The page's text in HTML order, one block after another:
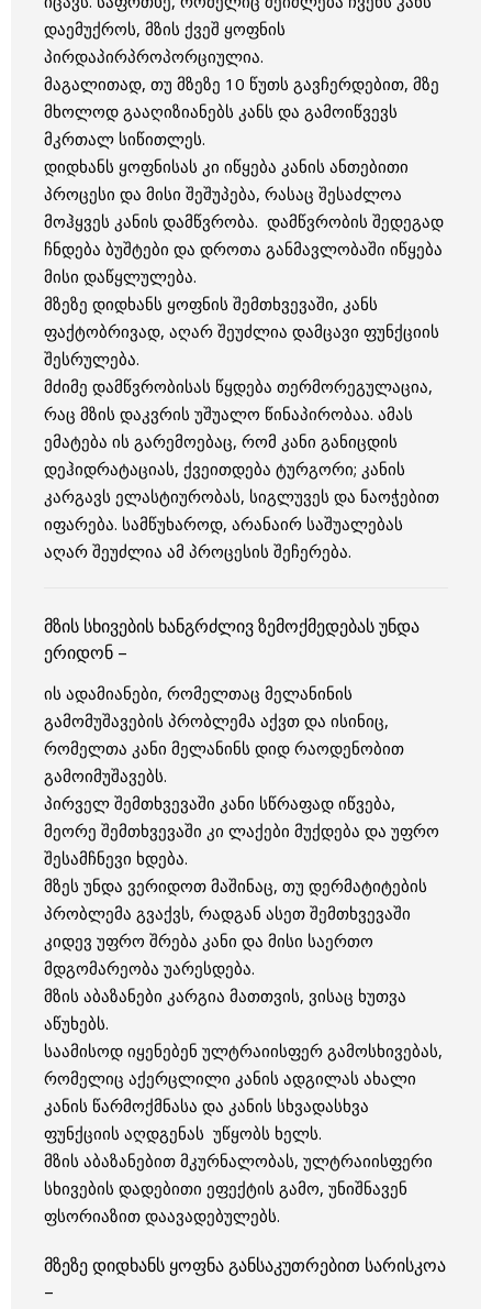
დაემუქროს, მზის ქვეშ ყოფნის
პირდაპირპროპორციულია.
მაგალითად, თუ მზეზე 10 წუთს გავჩერდებით, მზე
მხოლოდ გააღიზიანებს კანს და გამოიწვევს
მკრთალ სიწითლეს.
დიდხანს ყოფნისას კი იწყება კანის ანთებითი
პროცესი და მისი შეშუპება, რასაც შესაძლოა
მოჰყვეს კანის დამწვრობა. დამწვრობის შედეგად
ჩნდება ბუშტები და დროთა განმავლობაში იწყება
მისი დაწყლულება.
მზეზე დიდხანს ყოფნის შემთხვევაში, კანს
ფაქტობრივად, აღარ შეუძლია დამცავი ფუნქციის
შესრულება.
მძიმე დამწვრობისას წყდება თერმორეგულაცია,
რაც მზის დაკვრის უშუალო წინაპირობაა. ამას
ემატება ის გარემოებაც, რომ კანი განიცდის
დეჰიდრატაციას, ქვეითდება ტურგორი; კანის
კარგავს ელასტიურობას, სიგლუვეს და ნაოჭებით
იფარება. სამწუხაროდ, არანაირ საშუალებას
აღარ შეუძლია ამ პროცესის შეჩერება.
მზის სხივების ხანგრძლივ ზემოქმედებას უნდა
ერიდონ –
ის ადამიანები, რომელთაც მელანინის
გამომუშავების პრობლემა აქვთ და ისინიც,
რომელთა კანი მელანინს დიდ რაოდენობით
გამოიმუშავებს.
პირველ შემთხვევაში კანი სწრაფად იწვება,
მეორე შემთხვევაში კი ლაქები მუქდება და უფრო
შესამჩნევი ხდება.
მზეს უნდა ვერიდოთ მაშინაც, თუ დერმატიტების
პრობლემა გვაქვს, რადგან ასეთ შემთხვევაში
კიდევ უფრო შრება კანი და მისი საერთო
მდგომარეობა უარესდება.
მზის აბაზანები კარგია მათთვის, ვისაც ხუთვა
აწუხებს.
საამისოდ იყენებენ ულტრაიისფერ გამოსხივებას,
რომელიც აქერცლილი კანის ადგილას ახალი
კანის წარმოქმნასა და კანის სხვადასხვა
ფუნქციის აღდგენას უწყობს ხელს.
მზის აბაზანებით მკურნალობას, ულტრაიისფერი
სხივების დადებითი ეფექტის გამო, უნიშნავენ
ფსორიაზით დაავადებულებს.
მზეზე დიდხანს ყოფნა განსაკუთრებით სარისკოა
–